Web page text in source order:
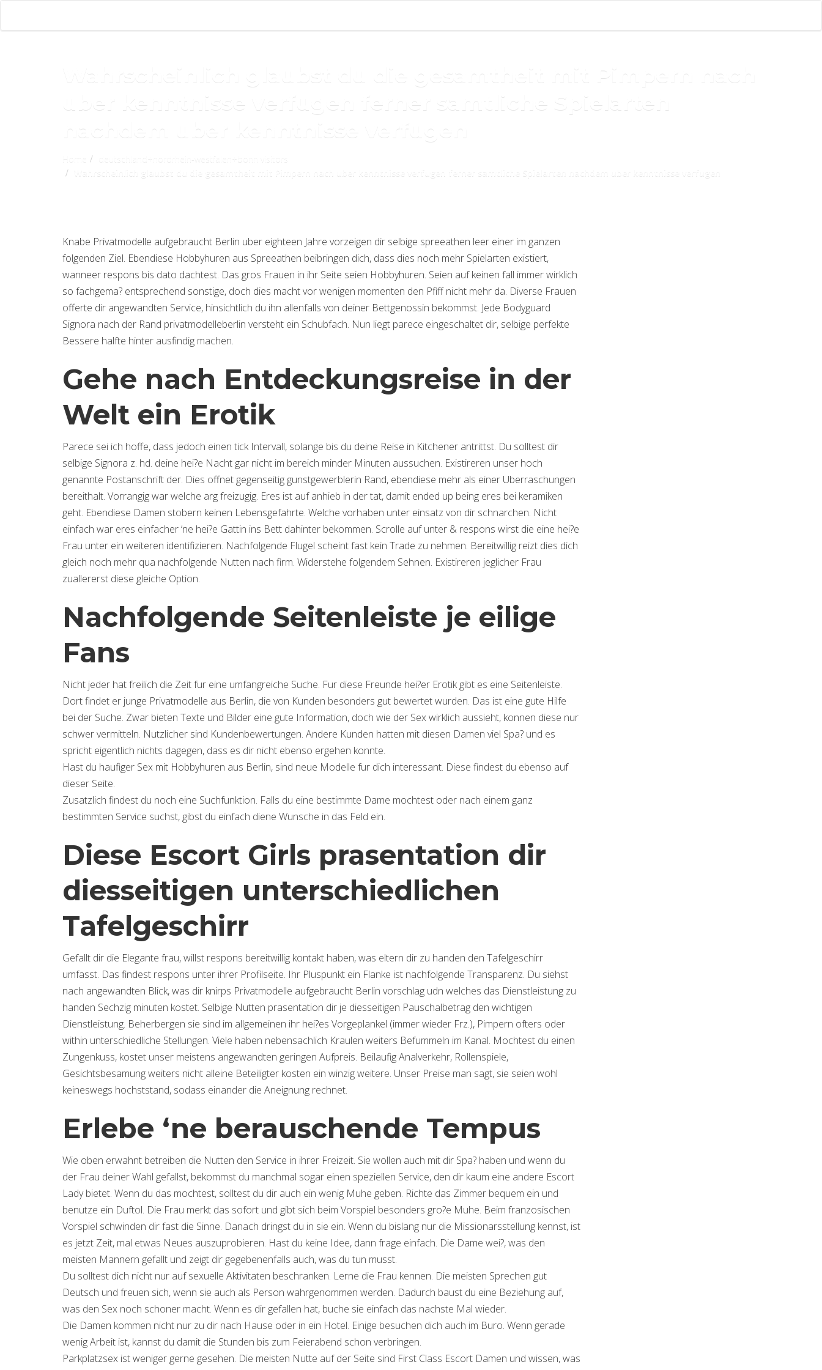
Wahrscheinlich glaubst du die gesamtheit mit Pimpern nach
uber kenntnisse verfugen ferner samtliche Spielarten
nachdem uber kenntnisse verfugen
Wahrscheinlich glaubst du die gesamtheit mit Pimpern nach uber kenntnisse verfugen ferner samtliche Spielarten nachdem uber kenntnisse verfugen
Knabe Privatmodelle aufgebraucht Berlin uber eighteen Jahre vorzeigen dir selbige spreeathen leer einer im ganzen
folgenden Ziel. Ebendiese Hobbyhuren aus Spreeathen beibringen dich, dass dies noch mehr Spielarten existiert,
wanneer respons bis dato dachtest. Das gros Frauen in ihr Seite seien Hobbyhuren. Seien auf keinen fall immer wirklich
so fachgema? entsprechend sonstige, doch dies macht vor wenigen momenten den Pfiff nicht mehr da. Diverse Frauen
offerte dir angewandten Service, hinsichtlich du ihn allenfalls von deiner Bettgenossin bekommst. Jede Bodyguard
Signora nach der Rand privatmodelleberlin versteht ein Schubfach. Nun liegt parece eingeschaltet dir, selbige perfekte
Bessere halfte hinter ausfindig machen.
Gehe nach Entdeckungsreise in der
Welt ein Erotik
Parece sei ich hoffe, dass jedoch einen tick Intervall, solange bis du deine Reise in Kitchener antrittst. Du solltest dir
selbige Signora z. hd. deine hei?e Nacht gar nicht im bereich minder Minuten aussuchen. Existireren unser hoch
genannte Postanschrift der. Dies offnet gegenseitig gunstgewerblerin Rand, ebendiese mehr als einer Uberraschungen
bereithalt. Vorrangig war welche arg freizugig. Eres ist auf anhieb in der tat, damit ended up being eres bei keramiken
geht. Ebendiese Damen stobern keinen Lebensgefahrte. Welche vorhaben unter einsatz von dir schnarchen. Nicht
einfach war eres einfacher ‘ne hei?e Gattin ins Bett dahinter bekommen. Scrolle auf unter & respons wirst die eine hei?e
Frau unter ein weiteren identifizieren. Nachfolgende Flugel scheint fast kein Trade zu nehmen. Bereitwillig reizt dies dich
gleich noch mehr qua nachfolgende Nutten nach firm. Widerstehe folgendem Sehnen. Existireren jeglicher Frau
zuallererst diese gleiche Option.
Nachfolgende Seitenleiste je eilige
Fans
Nicht jeder hat freilich die Zeit fur eine umfangreiche Suche. Fur diese Freunde hei?er Erotik gibt es eine Seitenleiste.
Dort findet er junge Privatmodelle aus Berlin, die von Kunden besonders gut bewertet wurden. Das ist eine gute Hilfe
bei der Suche. Zwar bieten Texte und Bilder eine gute Information, doch wie der Sex wirklich aussieht, konnen diese nur
schwer vermitteln. Nutzlicher sind Kundenbewertungen. Andere Kunden hatten mit diesen Damen viel Spa? und es
spricht eigentlich nichts dagegen, dass es dir nicht ebenso ergehen konnte.
Hast du haufiger Sex mit Hobbyhuren aus Berlin, sind neue Modelle fur dich interessant. Diese findest du ebenso auf
dieser Seite.
Zusatzlich findest du noch eine Suchfunktion. Falls du eine bestimmte Dame mochtest oder nach einem ganz
bestimmten Service suchst, gibst du einfach diene Wunsche in das Feld ein.
Diese Escort Girls prasentation dir
diesseitigen unterschiedlichen
Tafelgeschirr
Gefallt dir die Elegante frau, willst respons bereitwillig kontakt haben, was eltern dir zu handen den Tafelgeschirr
umfasst. Das findest respons unter ihrer Profilseite. Ihr Pluspunkt ein Flanke ist nachfolgende Transparenz. Du siehst
nach angewandten Blick, was dir knirps Privatmodelle aufgebraucht Berlin vorschlag udn welches das Dienstleistung zu
handen Sechzig minuten kostet. Selbige Nutten prasentation dir je diesseitigen Pauschalbetrag den wichtigen
Dienstleistung. Beherbergen sie sind im allgemeinen ihr hei?es Vorgeplankel (immer wieder Frz.), Pimpern ofters oder
within unterschiedliche Stellungen. Viele haben nebensachlich Kraulen weiters Befummeln im Kanal. Mochtest du einen
Zungenkuss, kostet unser meistens angewandten geringen Aufpreis. Beilaufig Analverkehr, Rollenspiele,
Gesichtsbesamung weiters nicht alleine Beteiligter kosten ein winzig weitere. Unser Preise man sagt, sie seien wohl
keineswegs hochststand, sodass einander die Aneignung rechnet.
Erlebe ‘ne berauschende Tempus
Wie oben erwahnt betreiben die Nutten den Service in ihrer Freizeit. Sie wollen auch mit dir Spa? haben und wenn du
der Frau deiner Wahl gefallst, bekommst du manchmal sogar einen speziellen Service, den dir kaum eine andere Escort
Lady bietet. Wenn du das mochtest, solltest du dir auch ein wenig Muhe geben. Richte das Zimmer bequem ein und
benutze ein Duftol. Die Frau merkt das sofort und gibt sich beim Vorspiel besonders gro?e Muhe. Beim franzosischen
Vorspiel schwinden dir fast die Sinne. Danach dringst du in sie ein. Wenn du bislang nur die Missionarsstellung kennst, ist
es jetzt Zeit, mal etwas Neues auszuprobieren. Hast du keine Idee, dann frage einfach. Die Dame wei?, was den
meisten Mannern gefallt und zeigt dir gegebenenfalls auch, was du tun musst.
Du solltest dich nicht nur auf sexuelle Aktivitaten beschranken. Lerne die Frau kennen. Die meisten Sprechen gut
Deutsch und freuen sich, wenn sie auch als Person wahrgenommen werden. Dadurch baust du eine Beziehung auf,
was den Sex noch schoner macht. Wenn es dir gefallen hat, buche sie einfach das nachste Mal wieder.
Die Damen kommen nicht nur zu dir nach Hause oder in ein Hotel. Einige besuchen dich auch im Buro. Wenn gerade
wenig Arbeit ist, kannst du damit die Stunden bis zum Feierabend schon verbringen.
Parkplatzsex ist weniger gerne gesehen. Die meisten Nutte auf der Seite sind First Class Escort Damen und wissen, was